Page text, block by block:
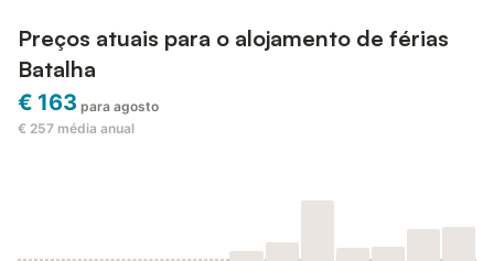
Preços atuais para o alojamento de férias
Batalha
€ 163 para agosto
€ 257 média anual